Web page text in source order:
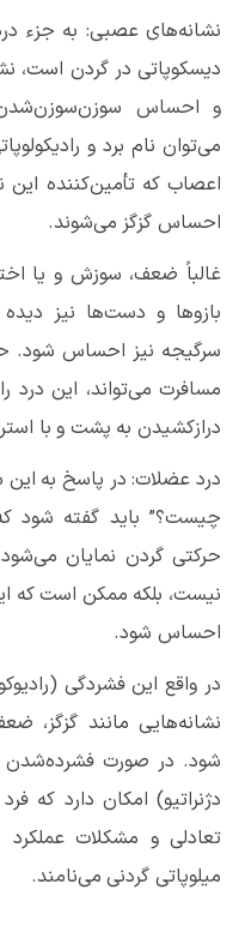
نشانه‌های عصبی: به جزء
دیسکوپاتی در گردن است،
و احساس سوزن‌سوزن‌شدن
می‌توان نام برد و
اعصاب که تأمین‌کننده
احساس گزگز می‌شوند.
غالباً ضعف، سوزش و یا
بازوها و دست‌ها نیز
سرگیجه نیز احساس شود.
مسافرت می‌تواند، این درد
درازکشیدن به پشت و با
درد عضلات: در پاسخ به این
چیست؟” باید گفته شود
حرکتی گردن نمایان
نیست، بلکه ممکن است که
احساس شود.
در واقع این فشردگی
نشانه‌هایی مانند
شود. در صورت فشرده‌شدن
دژنراتیو) امکان دارد که
تعادلی و مشکلات
میلوپاتی گردنی می‌نامند.